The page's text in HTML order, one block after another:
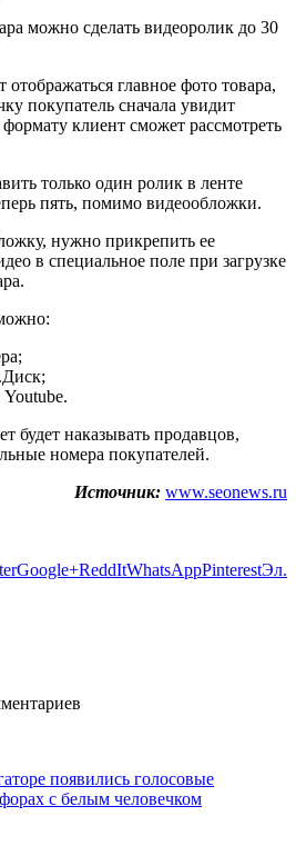
отображаться главное фото товара,
покупатель сначала увидит
клиент сможет рассмотреть
только один ролик в ленте
пять, помимо видеообложки.
нужно прикрепить ее
в специальное поле при загрузке
наказывать продавцов,
номера покупателей.
Источник: www.seonews.ru
Google+ReddItWhatsAppPinterestЭл.
появились голосовые
с белым человечком